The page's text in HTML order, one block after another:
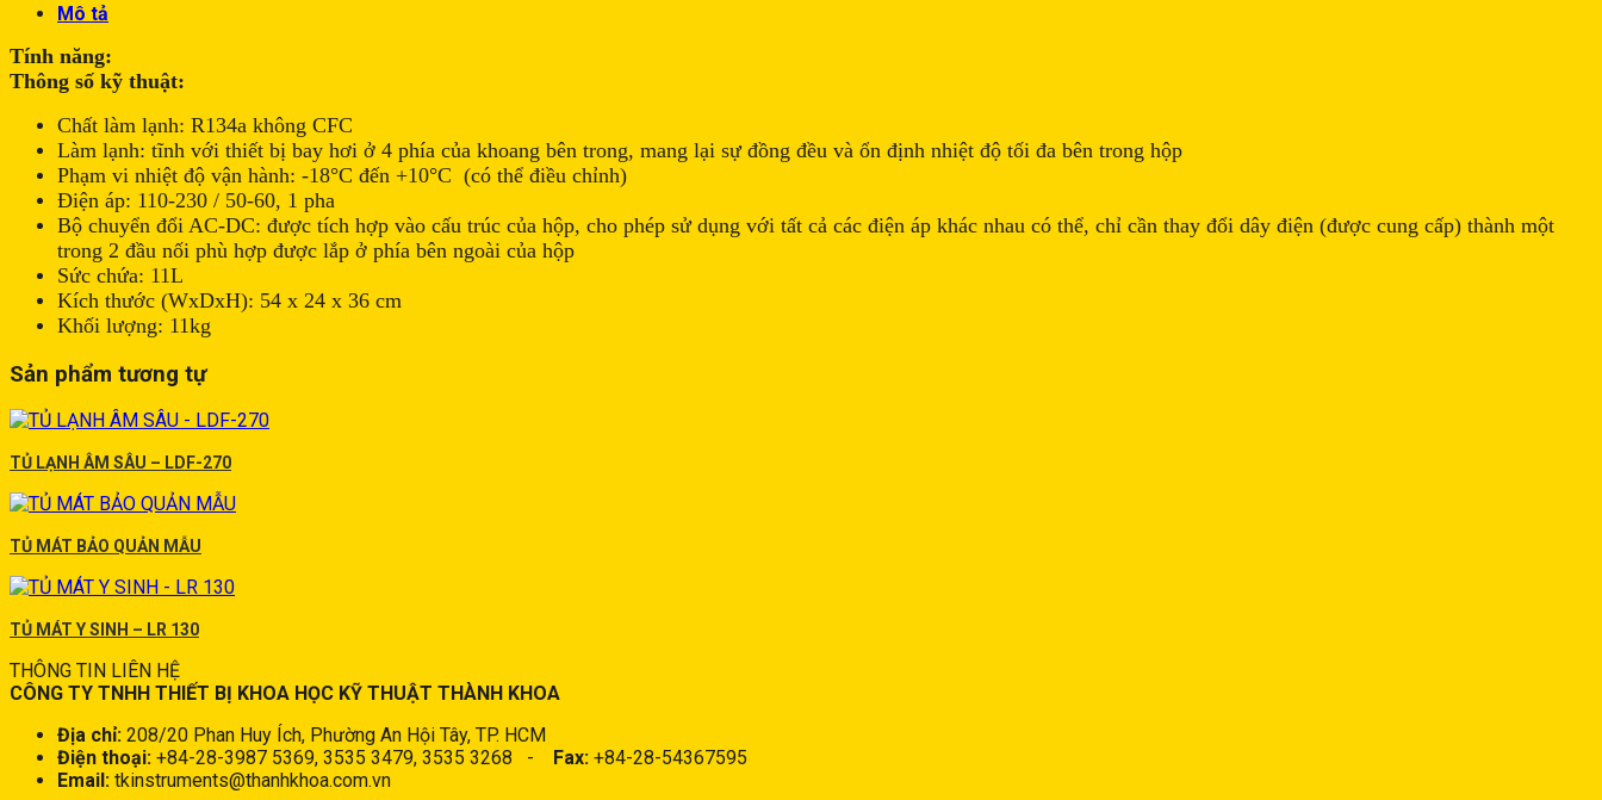
Mô tả
Tính năng:
Thông số kỹ thuật:
Chất làm lạnh: R134a không CFC
Làm lạnh: tĩnh với thiết bị bay hơi ở 4 phía của khoang bên trong, mang lại sự đồng đều và ổn định nhiệt độ tối đa bên trong hộp
Phạm vi nhiệt độ vận hành: -18°C đến +10°C (có thể điều chỉnh)
Điện áp: 110-230 / 50-60, 1 pha
Bộ chuyển đổi AC-DC: được tích hợp vào cấu trúc của hộp, cho phép sử dụng với tất cả các điện áp khác nhau có thể, chỉ cần thay đổi dây điện (được cung cấp) thành một
trong 2 đầu nối phù hợp được lắp ở phía bên ngoài của hộp
Sức chứa: 11L
Kích thước (WxDxH): 54 x 24 x 36 cm
Khối lượng: 11kg
Sản phẩm tương tự
TỦ LẠNH ÂM SÂU – LDF-270
TỦ MÁT BẢO QUẢN MẪU
TỦ MÁT Y SINH – LR 130
THÔNG TIN LIÊN HỆ
CÔNG TY TNHH THIẾT BỊ KHOA HỌC KỸ THUẬT THÀNH KHOA
Địa chỉ: 208/20 Phan Huy Ích, Phường An Hội Tây, TP. HCM
Điện thoại: +84-28-3987 5369, 3535 3479, 3535 3268 - Fax: +84-28-54367595
Email: tkinstruments@thanhkhoa.com.vn